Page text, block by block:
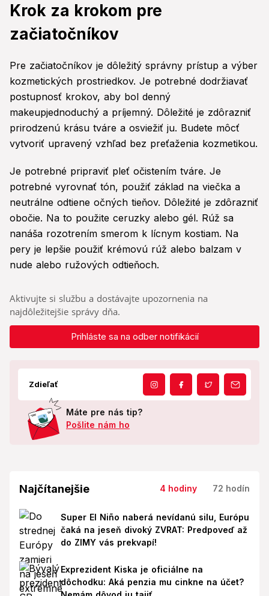
Krok za krokom pre
začiatočníkov
Pre začiatočníkov je dôležitý správny prístup a výber
kozmetických prostriedkov. Je potrebné dodržiavať
postupnosť krokov, aby bol denný
makeupjednoduchý a príjemný. Dôležité je zdôrazniť
prirodzenú krásu tváre a osviežiť ju. Budete môcť
vytvoriť upravený vzhľad bez preťaženia kozmetikou.
Je potrebné pripraviť pleť očistením tváre. Je
potrebné vyrovnať tón, použiť základ na viečka a
neutrálne odtiene očných tieňov. Dôležité je zdôrazniť
obočie. Na to použite ceruzky alebo gél. Rúž sa
nanáša rozotrením smerom k lícnym kostiam. Na
pery je lepšie použiť krémovú rúž alebo balzam v
nude alebo ružových odtieňoch.
Aktivujte si službu a dostávajte upozornenia na
najdôležitejšie správy dňa.
Prihláste sa na odber notifikácií
Zdieľať
Máte pre nás tip?
Pošlite nám ho
Najčítanejšie 4 hodiny 72 hodín
Super El Niño naberá nevídanú silu, Európu
čaká na jeseň divoký ZVRAT: Predpoveď až
do ZIMY vás prekvapí!
Exprezident Kiska je oficiálne na
dôchodku: Aká penzia mu cinkne na účet?